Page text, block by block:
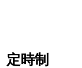
時制